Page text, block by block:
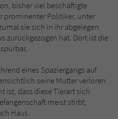
bisher viel beschäftigte
prominenter Politiker, unter
sie sich in ihr abgelegen
zurückgezogen hat. Dort ist die
eines Spaziergangs auf
seine Mutter verloren
ist, dass diese Tierart sich
meist stirbt,
Haus.
des Kontaktformulars zu